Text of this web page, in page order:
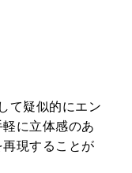
て疑似的にエン
に立体感のあ
現することが